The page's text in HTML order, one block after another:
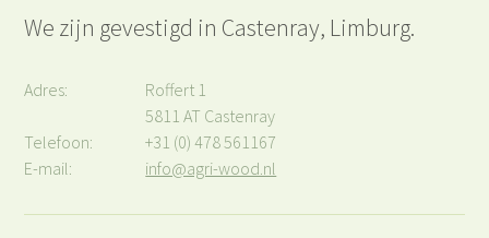
We zijn gevestigd in Castenray, Limburg.
Adres:
Roffert 1
5811 AT Castenray
Telefoon:
+31 (0) 478 561167
E-mail:
info@agri-wood.nl